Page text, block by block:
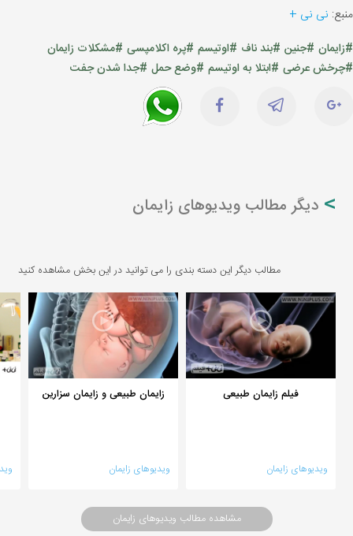
منبع: نی نی +
#زایمان #جنین #بند ناف #اوتیسم #پره اکلامپسی #مشکلات زایمان
#چرخش عرضی #ابتلا به اوتیسم #وضع حمل #جدا شدن جفت
دیگر مطالب ویدیوهای زایمان
مطالب دیگر این دسته بندی را می توانید در این بخش مشاهده کنید
فیلم زایمان طبیعی
ویدیوهای زایمان
زایمان طبیعی و زایمان سزارین
ویدیوهای زایمان
مشاهده مطالب ویدیوهای زایمان